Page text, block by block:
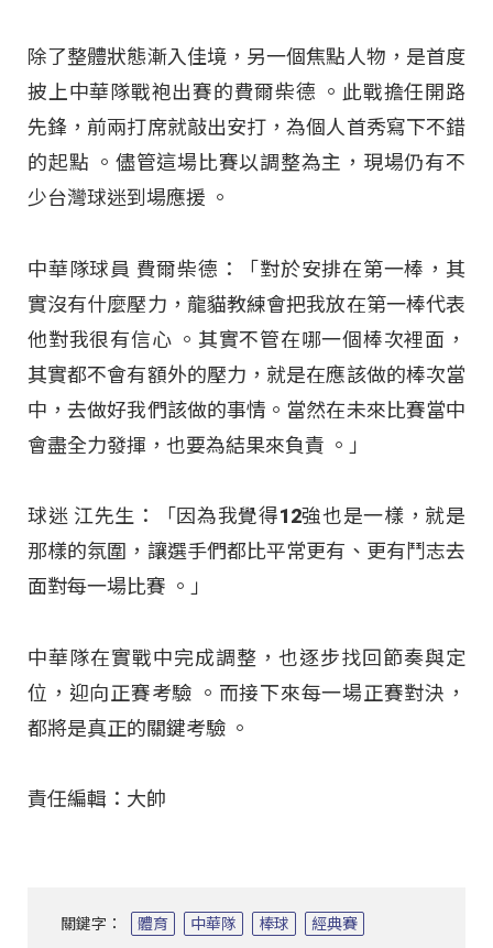
除了整體狀態漸入佳境，另一個焦點人物，是首度
披上中華隊戰袍出賽的費爾柴德 。此戰擔任開路
先鋒，前兩打席就敲出安打，為個人首秀寫下不錯
的起點 。儘管這場比賽以調整為主，現場仍有不
少台灣球迷到場應援 。
中華隊球員 費爾柴德：「對於安排在第一棒，其
實沒有什麼壓力，龍貓教練會把我放在第一棒代表
他對我很有信心 。其實不管在哪一個棒次裡面，
其實都不會有額外的壓力，就是在應該做的棒次當
中，去做好我們該做的事情。當然在未來比賽當中
會盡全力發揮，也要為結果來負責 。」
球迷 江先生：「因為我覺得12強也是一樣，就是
那樣的氛圍，讓選手們都比平常更有、更有鬥志去
面對每一場比賽 。」
中華隊在實戰中完成調整，也逐步找回節奏與定
位，迎向正賽考驗 。而接下來每一場正賽對決，
都將是真正的關鍵考驗 。
責任編輯：大帥
關鍵字： 體育 中華隊 棒球 經典賽